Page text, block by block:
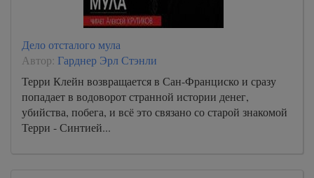
Дело отсталого мула
Автор: Гарднер Эрл Стэнли
Терри Клейн возвращается в Сан-Франциско и сразу
попадает в водоворот странной истории денег,
убийства, побега, и всё это связано со старой знакомой
Терри - Синтией...